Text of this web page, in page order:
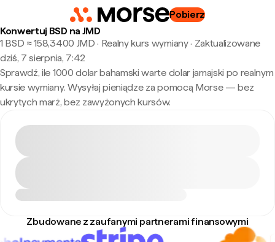
Pobierz
Konwertuj BSD na JMD
1 BSD ≈ 158,3400 JMD · Realny kurs wymiany· Zaktualizowane
dziś, 7 sierpnia, 7:42
Sprawdź, ile 1000 dolar bahamski warte dolar jamajski po realnym
kursie wymiany. Wysyłaj pieniądze za pomocą Morse — bez
ukrytych marż, bez zawyżonych kursów.
Zbudowane z zaufanymi partnerami finansowymi